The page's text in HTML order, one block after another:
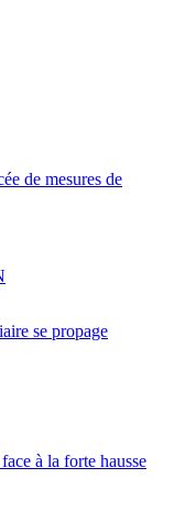
de mesures de
se propage
à la forte hausse